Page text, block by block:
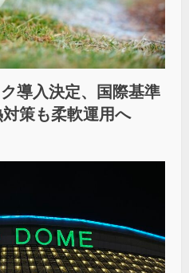
導入決定、国際基準
策も柔軟運用へ